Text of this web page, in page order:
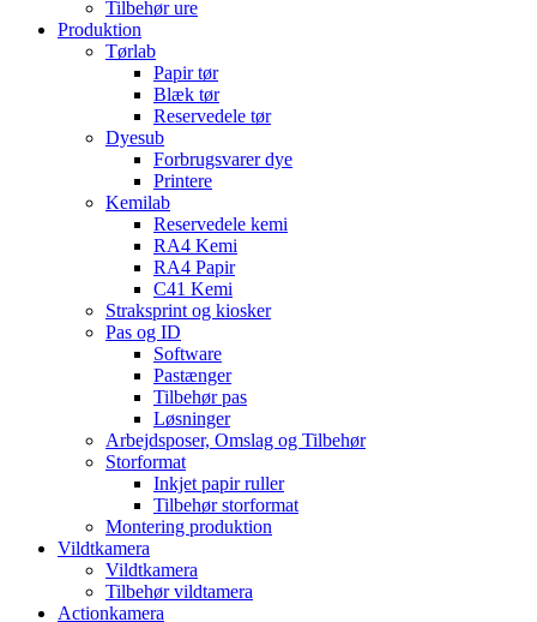
Tilbehør ure
Produktion
Tørlab
Papir tør
Blæk tør
Reservedele tør
Dyesub
Forbrugsvarer dye
Printere
Kemilab
Reservedele kemi
RA4 Kemi
RA4 Papir
C41 Kemi
Straksprint og kiosker
Pas og ID
Software
Pastænger
Tilbehør pas
Løsninger
Arbejdsposer, Omslag og Tilbehør
Storformat
Inkjet papir ruller
Tilbehør storformat
Montering produktion
Vildtkamera
Vildtkamera
Tilbehør vildtamera
Actionkamera